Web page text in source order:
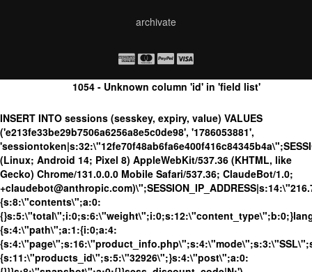
archivate
1054 - Unknown column 'id' in 'field list'
INSERT INTO sessions (sesskey, expiry, value) VALUES
('e213fe33be29b7506a6256a8e5c0de98', '1786053881',
(Linux; Android 14; Pixel 8) AppleWebKit/537.36 (KHTML, like
Gecko) Chrome/131.0.0.0 Mobile Safari/537.36; ClaudeBot/1.0;
{s:8:\"contents\";a:0:
{s:4:\"path\";a:1:{i:0;a:4:
{s:11:\"products_id\";s:5:\"32926\";}s:4:\"post\";a:0: